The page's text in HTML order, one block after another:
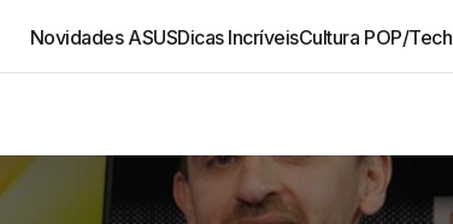
Novidades ASUSDicas IncríveisCultura POP/Tech